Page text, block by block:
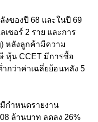
งของปี 68 และในปี 69
ซอร์ 2 ราย และการ
หลังลูกค้ามีความ
หุ้น CCET มีการซื้อ
ำกว่าค่าเฉลี่ยย้อนหลัง 5
กำหนดรายงาน
ล้านบาท ลดลง 26%